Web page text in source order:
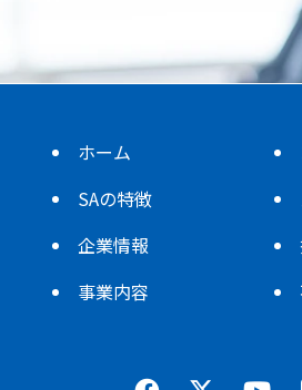
ホーム
SAの特徴
企業情報
事業内容